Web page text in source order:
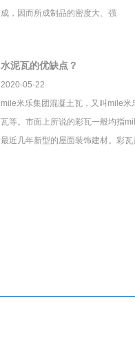
成，因而所成制品的密度大、强
水泥瓦的优缺点？
2020-05-22
mile米乐集团混凝土瓦，又叫mile米
瓦等。市面上所说的彩瓦一般均指
最近几年新型的屋面装饰建材。彩